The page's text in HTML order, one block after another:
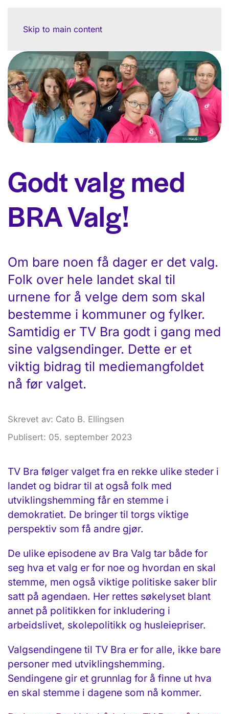
Skip to main content
Godt valg med
BRA Valg!
Om bare noen få dager er det valg.
Folk over hele landet skal til
urnene for å velge dem som skal
bestemme i kommuner og fylker.
Samtidig er TV Bra godt i gang med
sine valgsendinger. Dette er et
viktig bidrag til mediemangfoldet
nå før valget.
Skrevet av: Cato B. Ellingsen
Publisert: 05. september 2023
TV Bra følger valget fra en rekke ulike steder i
landet og bidrar til at også folk med
utviklingshemming får en stemme i
demokratiet. De bringer til torgs viktige
perspektiv som få andre gjør.
De ulike episodene av Bra Valg tar både for
seg hva et valg er for noe og hvordan en skal
stemme, men også viktige politiske saker blir
satt på agendaen. Her rettes søkelyset blant
annet på politikken for inkludering i
arbeidslivet, skolepolitikk og husleiepriser.
Valgsendingene til TV Bra er for alle, ikke bare
personer med utviklingshemming.
Sendingene gir et grunnlag for å finne ut hva
en skal stemme i dagene som nå kommer.